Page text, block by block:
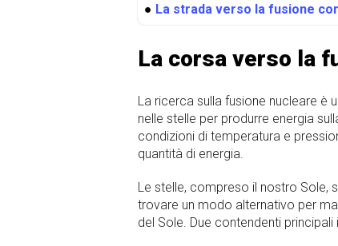
● La strada verso la fusione
La corsa verso la
La ricerca sulla fusione nucleare
nelle stelle per produrre energia
condizioni di temperatura e
quantità di energia.
Le stelle, compreso il nostro Sole,
trovare un modo alternativo per
del Sole. Due contendenti